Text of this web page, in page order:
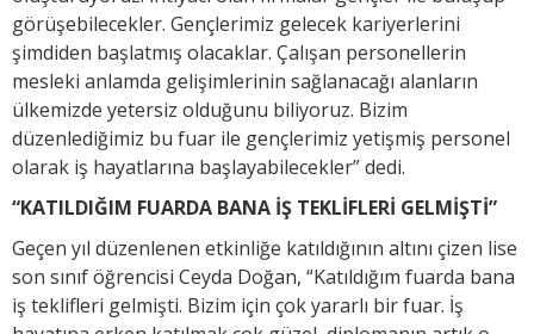
görüşebilecekler. Gençlerimiz gelecek kariyerlerini
şimdiden başlatmış olacaklar. Çalışan personellerin
mesleki anlamda gelişimlerinin sağlanacağı alanların
ülkemizde yetersiz olduğunu biliyoruz. Bizim
düzenlediğimiz bu fuar ile gençlerimiz yetişmiş personel
olarak iş hayatlarına başlayabilecekler” dedi.
“KATILDIĞIM FUARDA BANA İŞ TEKLİFLERİ GELMİŞTİ”
Geçen yıl düzenlenen etkinliğe katıldığının altını çizen lise
son sınıf öğrencisi Ceyda Doğan, “Katıldığım fuarda bana
iş teklifleri gelmişti. Bizim için çok yararlı bir fuar. İş